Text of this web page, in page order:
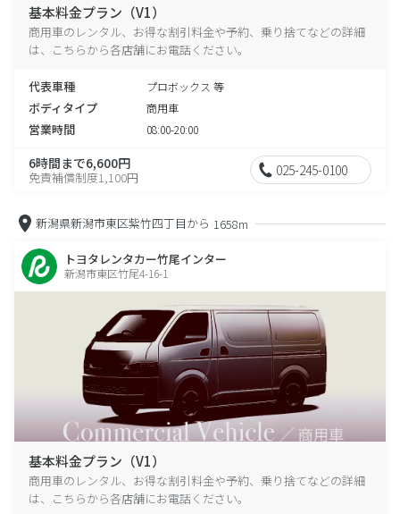
基本料金プラン（V1）
商用車のレンタル、お得な割引料金や予約、乗り捨てなどの詳細
は、こちらから各店舗にお電話ください。
代表車種 プロボックス 等
ボディタイプ 商用車
営業時間 08:00-20:00
6時間まで6,600円
免責補償制度1,100円 025-245-0100
新潟県新潟市東区紫竹四丁目から 1658m
トヨタレンタカー竹尾インター
新潟市東区竹尾4-16-1
基本料金プラン（V1）
商用車のレンタル、お得な割引料金や予約、乗り捨てなどの詳細
は、こちらから各店舗にお電話ください。